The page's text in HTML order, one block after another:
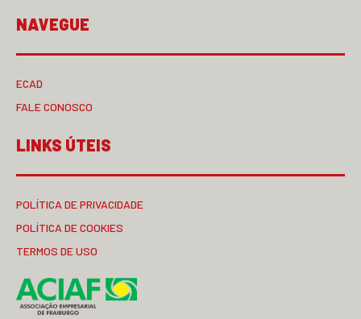
NAVEGUE
ECAD
FALE CONOSCO
LINKS ÚTEIS
POLÍTICA DE PRIVACIDADE
POLÍTICA DE COOKIES
TERMOS DE USO